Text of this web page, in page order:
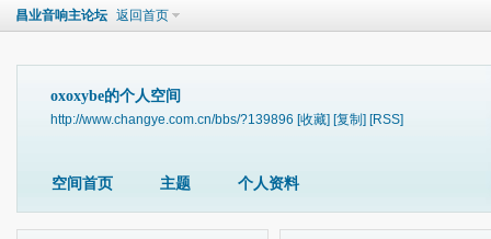
昌业音响主论坛 返回首页
oxoxybe的个人空间
http://www.changye.com.cn/bbs/?139896 [收藏] [复制] [RSS]
空间首页 主题 个人资料